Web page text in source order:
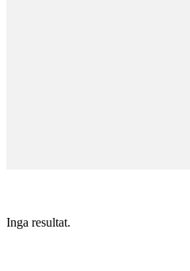
Inga resultat.